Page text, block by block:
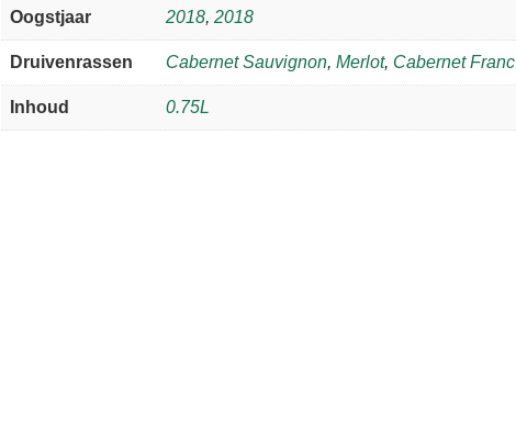
Oogstjaar 2018, 2018
Druivenrassen Cabernet Sauvignon, Merlot, Cabernet Franc
Inhoud 0.75L